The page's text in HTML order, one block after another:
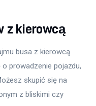
z kierowcą
busa z kierowcą
prowadzenie pojazdu,
skupić się na
z bliskimi czy